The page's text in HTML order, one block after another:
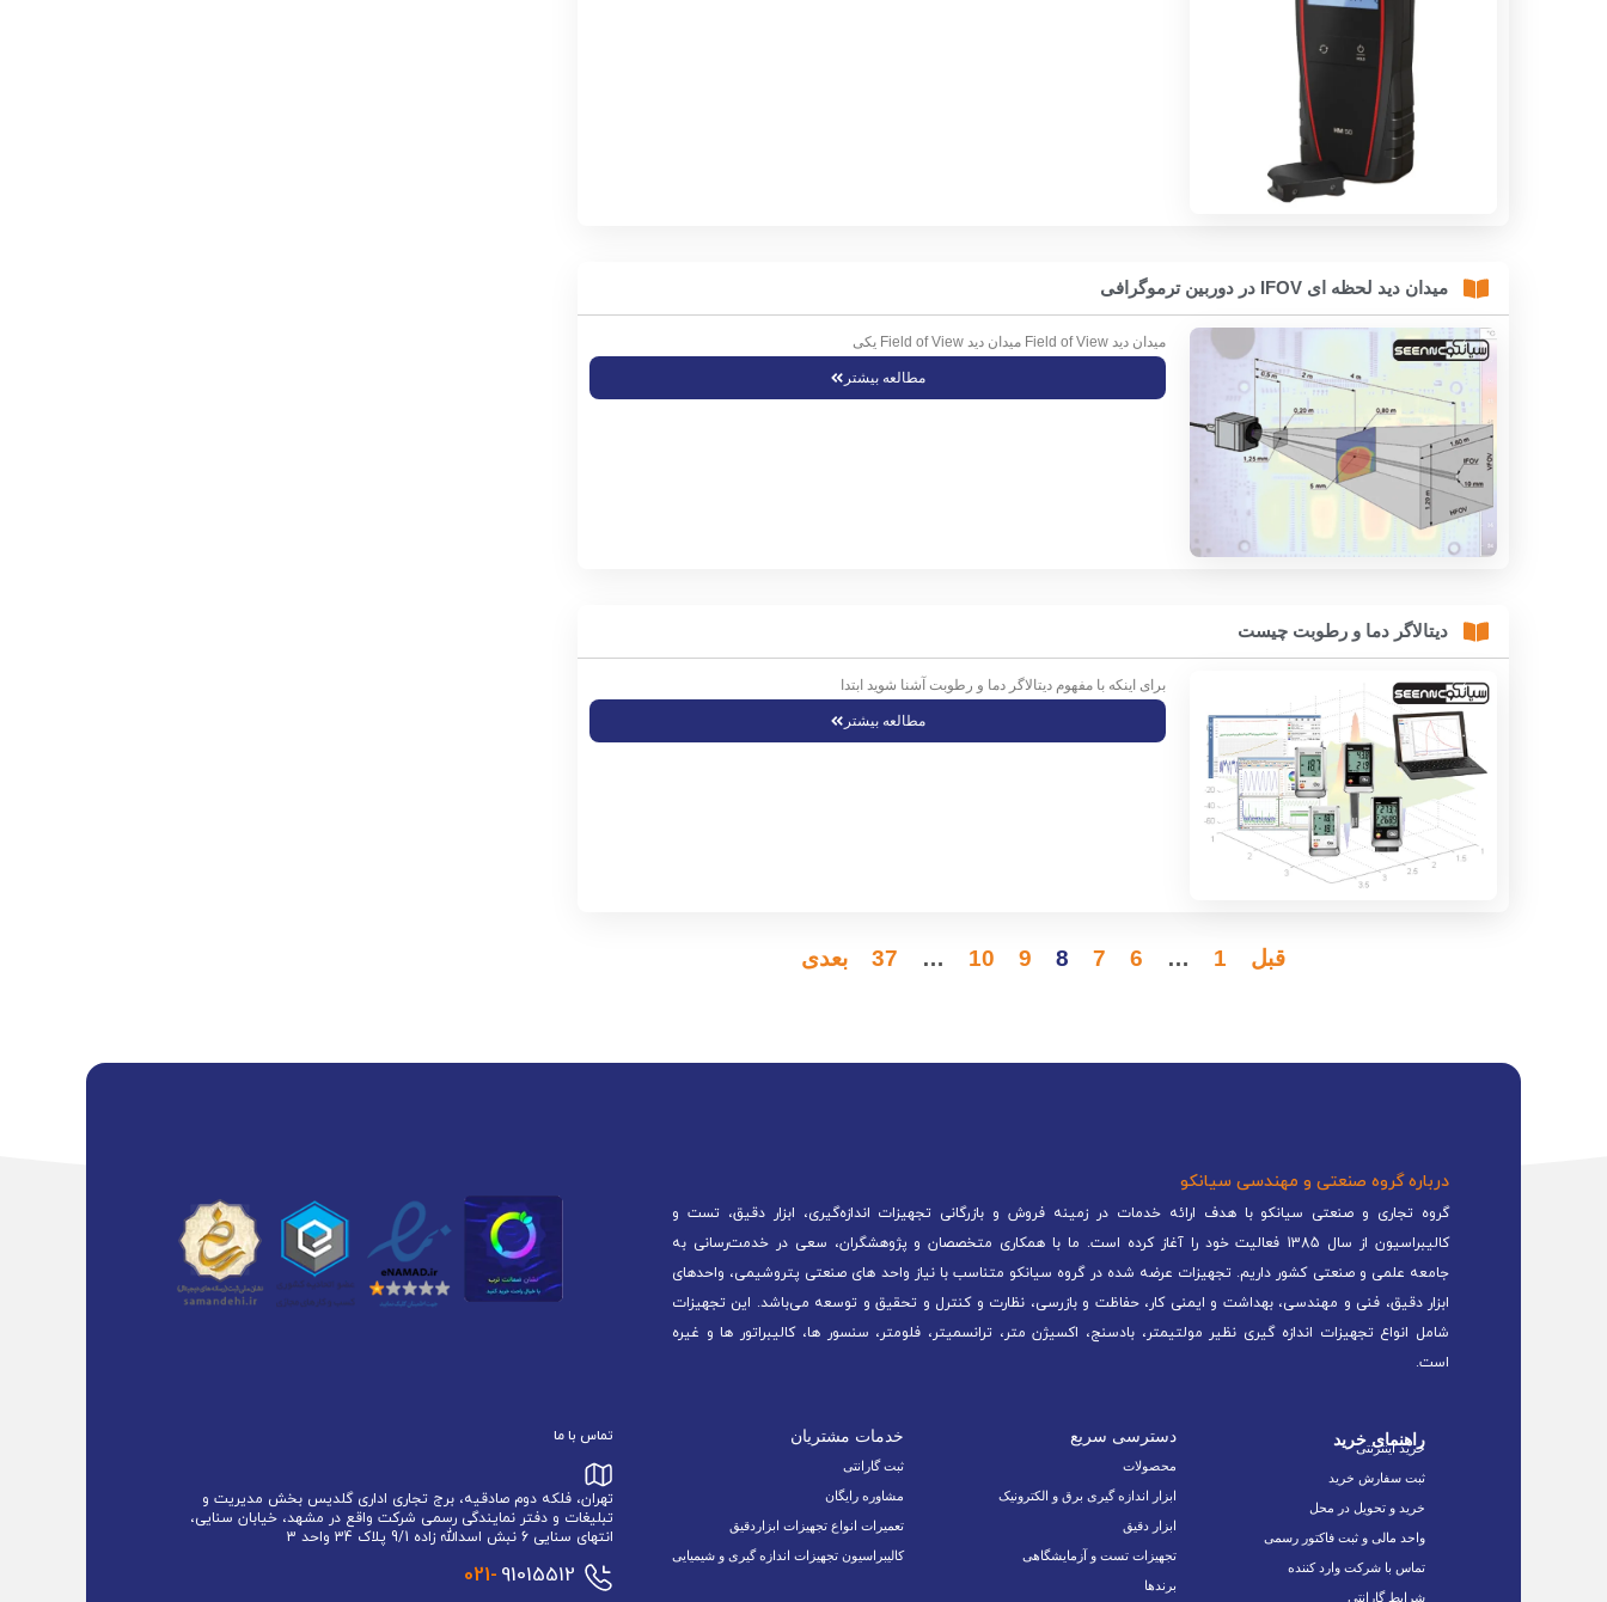
میدان دید لحظه ای IFOV در دوربین ترموگرافی
میدان دید Field of View میدان دید Field of View یکی
مطالعه بیشتر
دیتالاگر دما و رطوبت چیست
برای اینکه با مفهوم دیتالاگر دما و رطوبت آشنا شوید ابتدا
مطالعه بیشتر
قبل 1
…
6
7
8
9
10
…
37 بعدی
درباره گروه صنعتی و مهندسی سیانکو
گروه تجاری و صنعتی سیانکو با هدف ارائه خدمات در زمینه فروش و بازرگانی تجهیزات اندازه‌گیری، ابزار دقیق، تست و
کالیبراسیون از سال 1385 فعالیت خود را آغاز کرده است. ما با همکاری متخصصان و پژوهشگران، سعی در خدمت‌رسانی به
جامعه علمی و صنعتی کشور داریم. تجهیزات عرضه شده در گروه سیانکو متناسب با نیاز واحد های صنعتی پتروشیمی، واحدهای
ابزار دقیق، فنی و مهندسی، بهداشت و ایمنی کار، حفاظت و بازرسی، نظارت و کنترل و تحقیق و توسعه می‌باشد. این تجهیزات
شامل انواع تجهیزات اندازه گیری نظیر مولتیمتر، بادسنج، اکسیژن متر، ترانسمیتر، فلومتر، سنسور ها، کالیبراتور ها و غیره
است.
راهنمای خرید
خرید اینترنتی
ثبت سفارش خرید
خرید و تحویل در محل
واحد مالی و ثبت فاکتور رسمی
تماس با شرکت وارد کننده
شرایط گارانتی
دسترسی سریع
محصولات
ابزار اندازه گیری برق و الکترونیک
ابزار دقیق
تجهیزات تست و آزمایشگاهی
برندها
خدمات مشتریان
ثبت گارانتی
مشاوره رایگان
تعمیرات انواع تجهیزات ابزاردقیق
کالیبراسیون تجهیزات اندازه گیری و شیمیایی
تماس با ما
تهران، فلکه دوم صادقیه، برج تجاری اداری گلدیس بخش مدیریت و
تبلیغات و دفتر نمایندگی رسمی شرکت واقع در مشهد، خیابان سنایی،
انتهای سنایی 6 نبش اسدالله زاده 9/1 پلاک 34 واحد 3
021- 91015512